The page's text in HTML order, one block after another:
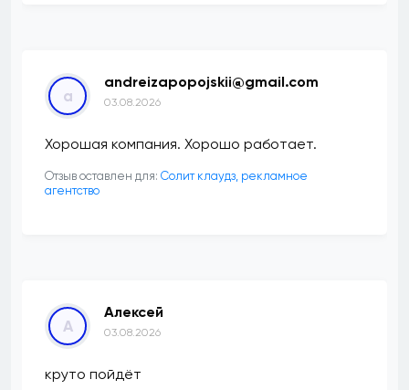
a
andreizapopojskii@gmail.com
03.08.2026
Хорошая компания. Хорошо работает.
Отзыв оставлен для: Солит клаудз, рекламное
агентство
А
Алексей
03.08.2026
круто пойдёт